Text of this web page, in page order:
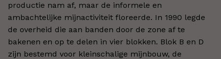
productie nam af, maar de informele en
ambachtelijke mijnactiviteit floreerde. In 1990 legde
de overheid die aan banden door de zone af te
bakenen en op te delen in vier blokken. Blok B en D
zijn bestemd voor kleinschalige mijnbouw, de